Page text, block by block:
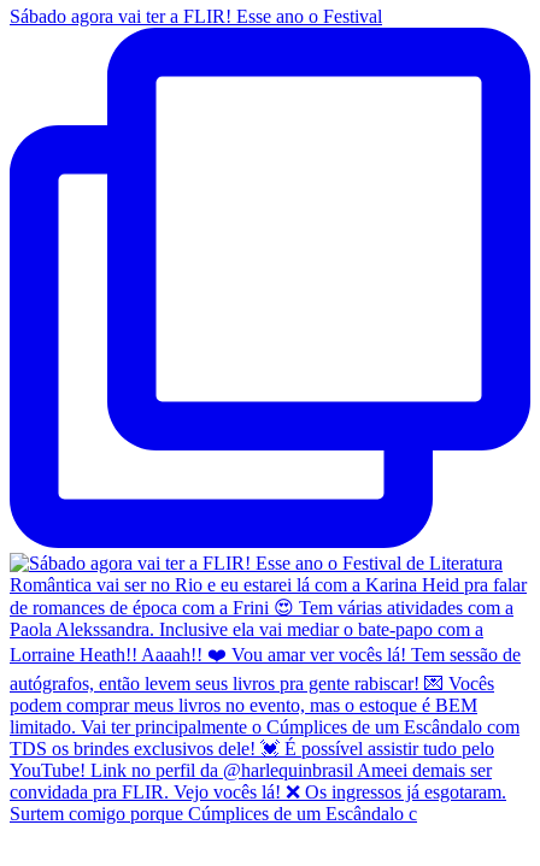
Sábado agora vai ter a FLIR! Esse ano o Festival
Surtem comigo porque Cúmplices de um Escândalo c